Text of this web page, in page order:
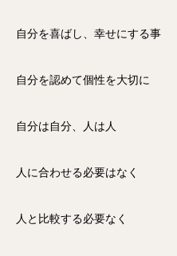
自分を喜ばし、幸せにする事
自分を認めて個性を大切に
自分は自分、人は人
人に合わせる必要はなく
人と比較する必要なく